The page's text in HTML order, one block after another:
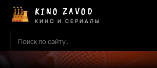
KINO ZAVOD
КИНО И СЕРИАЛЫ